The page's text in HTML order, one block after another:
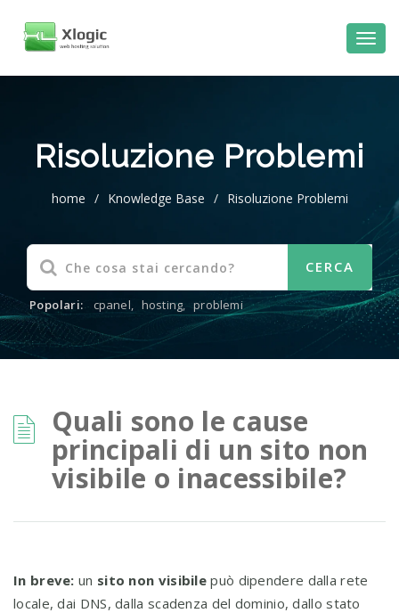
Risoluzione Problemi
home / Knowledge Base / Risoluzione Problemi
Popolari: cpanel, hosting, problemi
Quali sono le cause
principali di un sito non
visibile o inacessibile?
In breve: un sito non visibile può dipendere dalla rete
locale, dai DNS, dalla scadenza del dominio, dallo stato